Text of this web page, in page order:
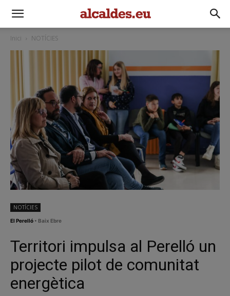
Inici NOTÍCIES
NOTÍCIES
El Perelló • Baix Ebre
Territori impulsa al Perelló un
projecte pilot de comunitat
energètica